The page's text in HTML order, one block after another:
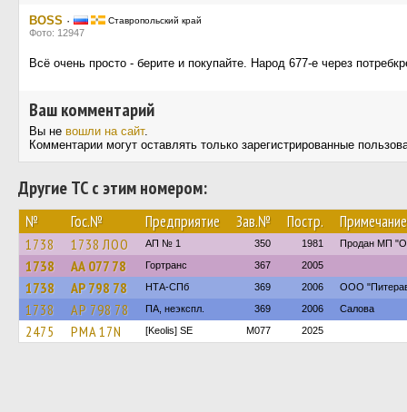
BOSS · Ставропольский край
Фото: 12947
Всё очень просто - берите и покупайте. Народ 677-е через
Ваш комментарий
Вы не вошли на сайт.
Комментарии могут оставлять только зарегистрированные
Другие ТС с этим номером:
№ Гос.№ Предприятие Зав.№ Постр. Примечание
1738 1738 ЛОО АП № 1 350 1981 Продан МП
1738 АА 077 78 Гортранс 367 2005
1738 АР 798 78 НТА-СПб 369 2006 ООО
1738 АР 798 78 ПА, неэкспл. 369 2006 Салова
2475 PMA 17N [Keolis] SE M077 2025